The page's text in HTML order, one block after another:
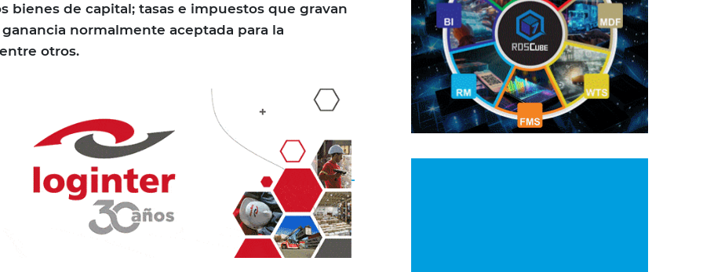
bienes de capital; tasas e impuestos que gravan
normalmente aceptada para la
otros.